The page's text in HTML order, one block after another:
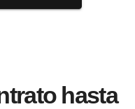
hasta